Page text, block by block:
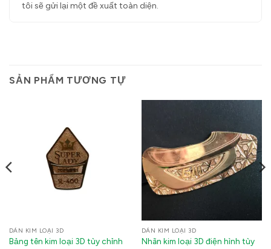
tôi sẽ gửi lại một đề xuất toàn diện.
SẢN PHẨM TƯƠNG TỰ
DÁN KIM LOẠI 3D
Bảng tên kim loại 3D tùy chỉnh
DÁN KIM LOẠI 3D
Nhãn kim loại 3D điện hình tùy